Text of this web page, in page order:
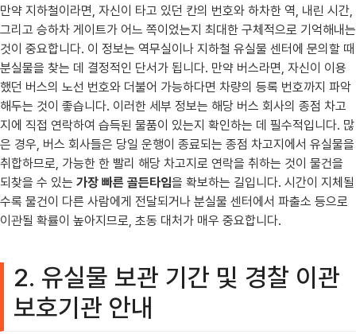
만약 지하철이라면, 자신이 타고 있던 칸의 번호와 하차한 역, 내린 시간,
그리고 승하차 게이트가 어느 쪽이었는지 최대한 구체적으로 기억해내는
것이 중요합니다. 이 정보는 역무실이나 지하철 유실물 센터에 문의할 때
분실물을 찾는 데 결정적인 단서가 됩니다. 만약 버스라면, 자신이 이용
했던 버스의 노선 번호와 더불어 가능하다면 차량의 등록 번호까지 파악
해두는 것이 좋습니다. 이러한 세부 정보는 해당 버스 회사의 종점 차고
지에 직접 연락하여 습득된 물품이 있는지 확인하는 데 필수적입니다. 많
은 경우, 버스 회사들은 당일 운행이 종료되는 종점 차고지에서 유실물을
취합하므로, 가능한 한 빨리 해당 차고지로 연락을 취하는 것이 물건을
되찾을 수 있는 가장 빠른 골든타임을 확보하는 길입니다. 시간이 지체될
수록 물건이 다른 사람에게 전달되거나 분실물 센터에서 파출소 등으로
이관될 확률이 높아지므로, 초동 대처가 매우 중요합니다.
2. 유실물 보관 기간 및 경찰 이관
보호기관 안내